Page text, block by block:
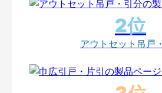
アウトセット吊戸